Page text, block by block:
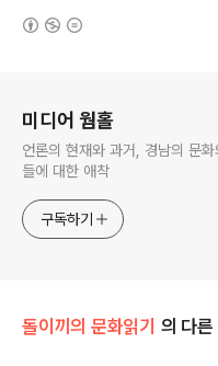
미디어 웜홀
언론의 현재와 과거, 경남의 문
들에 대한 애착
구독하기
돌이끼의 문화읽기 의 다른